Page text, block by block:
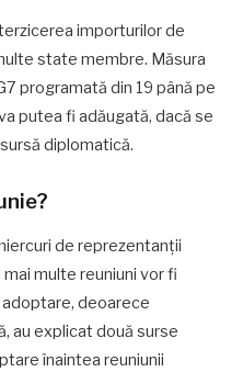
importurilor de
state membre. Măsura
programată din 19 până pe
putea fi adăugată, dacă se
diplomatică.
de reprezentanţii
multe reuniuni vor fi
deoarece
au explicat două surse
înaintea reuniunii